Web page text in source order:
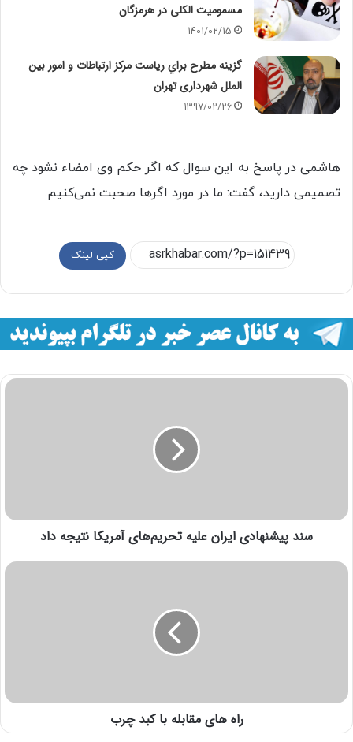
مسمومیت الکلی در هرمزگان
1401/02/15
گزينه مطرح براي رياست مرکز ارتباطات و امور بین
الملل شهرداری تهران
1397/02/26
هاشمی در پاسخ به این سوال که اگر حکم وی امضاء نشود چه
تصمیمی دارید، گفت: ما در مورد اگرها صحبت نمی‌کنیم.
کپی لینک
سند پیشنهادی ایران علیه تحریم‌های آمریکا نتیجه داد
راه های مقابله با کبد چرب